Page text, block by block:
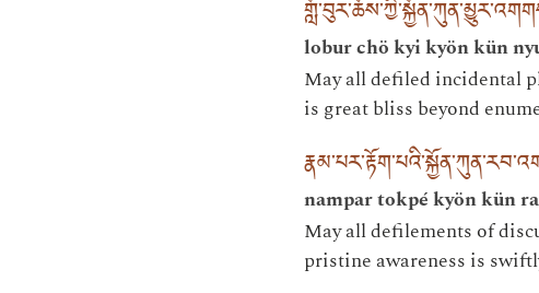
lobur chö kyi kyön kün
May all defiled incidental
is great bliss beyond
nampar tokpé kyön kün
May all defilements of
pristine awareness is